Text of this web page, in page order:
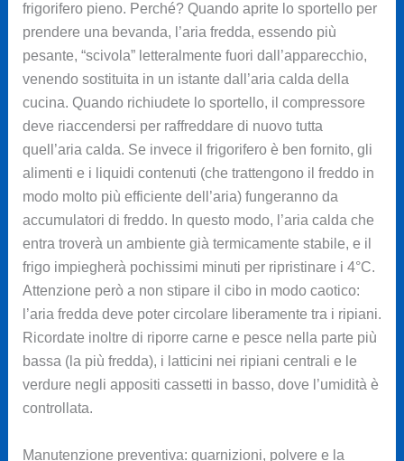
frigorifero pieno. Perché? Quando aprite lo sportello per
prendere una bevanda, l’aria fredda, essendo più
pesante, “scivola” letteralmente fuori dall’apparecchio,
venendo sostituita in un istante dall’aria calda della
cucina. Quando richiudete lo sportello, il compressore
deve riaccendersi per raffreddare di nuovo tutta
quell’aria calda. Se invece il frigorifero è ben fornito, gli
alimenti e i liquidi contenuti (che trattengono il freddo in
modo molto più efficiente dell’aria) fungeranno da
accumulatori di freddo. In questo modo, l’aria calda che
entra troverà un ambiente già termicamente stabile, e il
frigo impiegherà pochissimi minuti per ripristinare i 4°C.
Attenzione però a non stipare il cibo in modo caotico:
l’aria fredda deve poter circolare liberamente tra i ripiani.
Ricordate inoltre di riporre carne e pesce nella parte più
bassa (la più fredda), i latticini nei ripiani centrali e le
verdure negli appositi cassetti in basso, dove l’umidità è
controllata.
Manutenzione preventiva: guarnizioni, polvere e la